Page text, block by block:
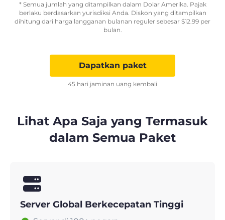
* Semua jumlah yang ditampilkan dalam Dolar Amerika. Pajak
berlaku berdasarkan yurisdiksi Anda. Diskon yang ditampilkan
dihitung dari harga langganan bulanan reguler sebesar $12.99 per
bulan.
Dapatkan paket
45 hari jaminan uang kembali
Lihat Apa Saja yang Termasuk
dalam Semua Paket
Server Global Berkecepatan Tinggi